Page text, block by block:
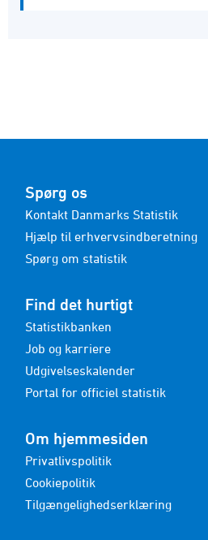
Spørg os
Kontakt Danmarks Statistik
Hjælp til erhvervsindberetning
Spørg om statistik
Find det hurtigt
Statistikbanken
Job og karriere
Udgivelseskalender
Portal for officiel statistik
Om hjemmesiden
Privatlivspolitik
Cookiepolitik
Tilgængelighedserklæring